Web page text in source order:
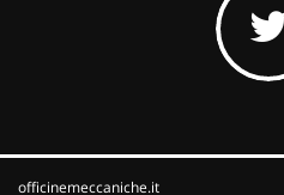
officinemeccaniche.it